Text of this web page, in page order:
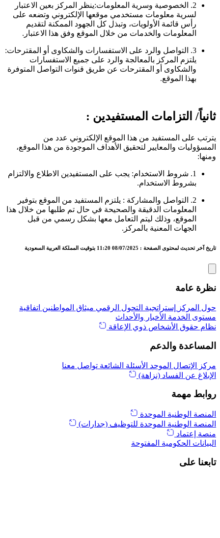
2. الخصوصية وسرية المعلومات:ينظر المركز بعين الاعتبار
لسرية معلومات مستخدمي موقعها الإلكتروني وتضعه على
رأس قائمة الأولويات، وتبذل كل الجهود الممكنة لتقديم
المعلومات والخدمات من خلال الموقع وفق هذا الاعتبار.
3. التواصل والرد على الاستفسارات والشكاوى أو المقترحات:
يلتزم المركز بالمعالجة والرد على جميع الاستفسارات
والشكاوى أو المقترحات عن طريق قنوات التواصل المتوفرة
بهذا الموقع.
ثانياً/ التزامات المستفيدين :
يترتب على المستفيد من هذا الموقع الإلكتروني عدد من
المسؤوليات والمعايير لتحقيق الأهداف الموجودة من هذا الموقع،
ومنها:
1. شروط الاستخدام: يجب على المستفيدين الاطلاع والالتزام
بشروط الاستخدام.
2. التواصل والمشاركة : يلتزم المستفيد من الموقع بتوفير
المعلومات الدقيقة والصحيحة في حال تم طلبها من خلال هذا
الموقع، وذلك ليتم التعامل معها بشكل رسمي من قبل
الجهات المعنية بالمركز.
تاريخ آخر تحديث لمحتوى الصفحة : 08/07/2025 11:20 بتوقيت المملكة العربية السعودية
نظرة عامة
حول المركز إستراتجية التحول الرقمي ميثاق المواطنين اتفاقية
مستوى الخدمة الأخبار والأحداث
نظام حقوق الأشخاص ذوي الإعاقة
المساعدة والدعم
مركز الإتصال الموحد الأسئلة الشائعة تواصل معنا
الإبلاغ عن الفساد (نزاهة)
روابط مهمة
المنصة الوطنية الموحدة
المنصة الوطنية الموحدة للتوظيف (جدارات)
منصة إعتماد
البيانات الحكومية المفتوحة
تابعنا على